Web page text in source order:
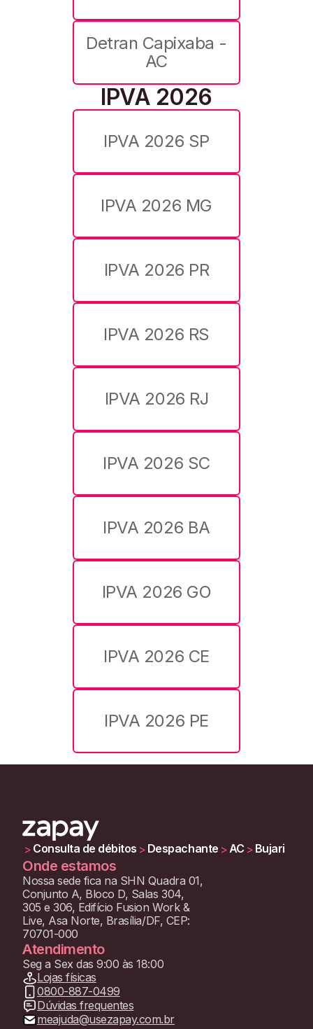
Detran Capixaba -
AC
IPVA 2026
IPVA 2026 SP
IPVA 2026 MG
IPVA 2026 PR
IPVA 2026 RS
IPVA 2026 RJ
IPVA 2026 SC
IPVA 2026 BA
IPVA 2026 GO
IPVA 2026 CE
IPVA 2026 PE
> Consulta de débitos > Despachante >AC > Bujari
Onde estamos
Nossa sede fica na SHN Quadra 01,
Conjunto A, Bloco D, Salas 304,
305 e 306, Edifício Fusion Work &
Live, Asa Norte, Brasília/DF, CEP:
70701-000
Atendimento
Seg a Sex das 9:00 às 18:00
Lojas físicas
0800-887-0499
Dúvidas frequentes
meajuda@usezapay.com.br